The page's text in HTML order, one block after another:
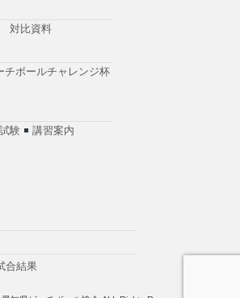
対比資料
ボールチャレンジ杯
験 講習案内
合結果